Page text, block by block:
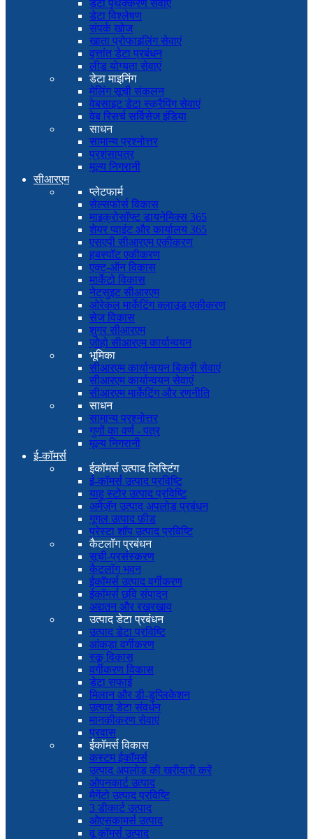
डेटा पृथक्करण सेवाएं
डेटा विश्लेषण
संपर्क खोज
खाता प्रोफाइलिंग सेवाएं
वृत्तांत डेटा प्रबंधन
लीड योग्यता सेवाएं
डेटा माइनिंग
मेलिंग सूची संकलन
वेबसाइट डेटा स्क्रैपिंग सेवाएं
वेब रिसर्च सर्विसेज इंडिया
साधन
सामान्य प्रश्नोत्तर
प्रशंसापत्र
मूल्य निगरानी
सीआरएम
प्लेटफार्म
सेल्सफोर्स विकास
माइक्रोसॉफ्ट डायनेमिक्स 365
शेयर प्वाइंट और कार्यालय 365
एसएपी सीआरएम एकीकरण
हबस्पॉट एकीकरण
एक्ट-ऑन विकास
मार्केटो विकास
नेटसुइट सीआरएम
ओरेकल मार्केटिंग क्लाउड एकीकरण
सेज विकास
शुगर सीआरएम
ज़ोहो सीआरएम कार्यान्वयन
भूमिका
सीआरएम कार्यान्वयन बिक्री सेवाएं
सीआरएम कार्यान्वयन सेवाएं
सीआरएम मार्केटिंग और रणनीति
साधन
सामान्य प्रश्नोत्तर
गुणों का वर्ण - पत्र
मूल्य निगरानी
ई-कॉमर्स
ईकॉमर्स उत्पाद लिस्टिंग
ई-कॉमर्स उत्पाद प्रविष्टि
याहू स्टोर उत्पाद प्रविष्टि
अमेज़ॅन उत्पाद अपलोड प्रबंधन
गूगल उत्पाद फ़ीड
प्रेस्टा शॉप उत्पाद प्रविष्टि
कैटलॉग प्रबंधन
सूची-प्रसंस्करण
कैटलॉग भवन
ईकॉमर्स उत्पाद वर्गीकरण
ईकॉमर्स छवि संपादन
अद्यतन और रखरखाव
उत्पाद डेटा प्रबंधन
उत्पाद डेटा प्रविष्टि
आंकड़ा वर्गीकरण
स्कू विकास
वर्गीकरण विकास
डेटा सफाई
मिलान और डी-डुप्लिकेशन
उत्पाद डेटा संवर्धन
मानकीकरण सेवाएं
प्रवास
ईकॉमर्स विकास
कस्टम ईकॉमर्स
उत्पाद अपलोड की खरीदारी करें
ओपनकार्ट उत्पाद
मैगेंटो उत्पाद प्रविष्टि
3 डीकार्ट उत्पाद
ओएसकामर्स उत्पाद
वू कॉमर्स उत्पाद